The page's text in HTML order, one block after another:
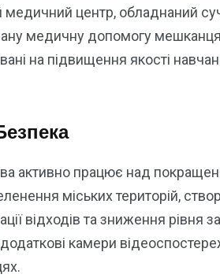
медичний центр, обладнаний
медичну допомогу
на підвищення якості
активно працює над
міських територій,
відходів та зниження рівня
камери